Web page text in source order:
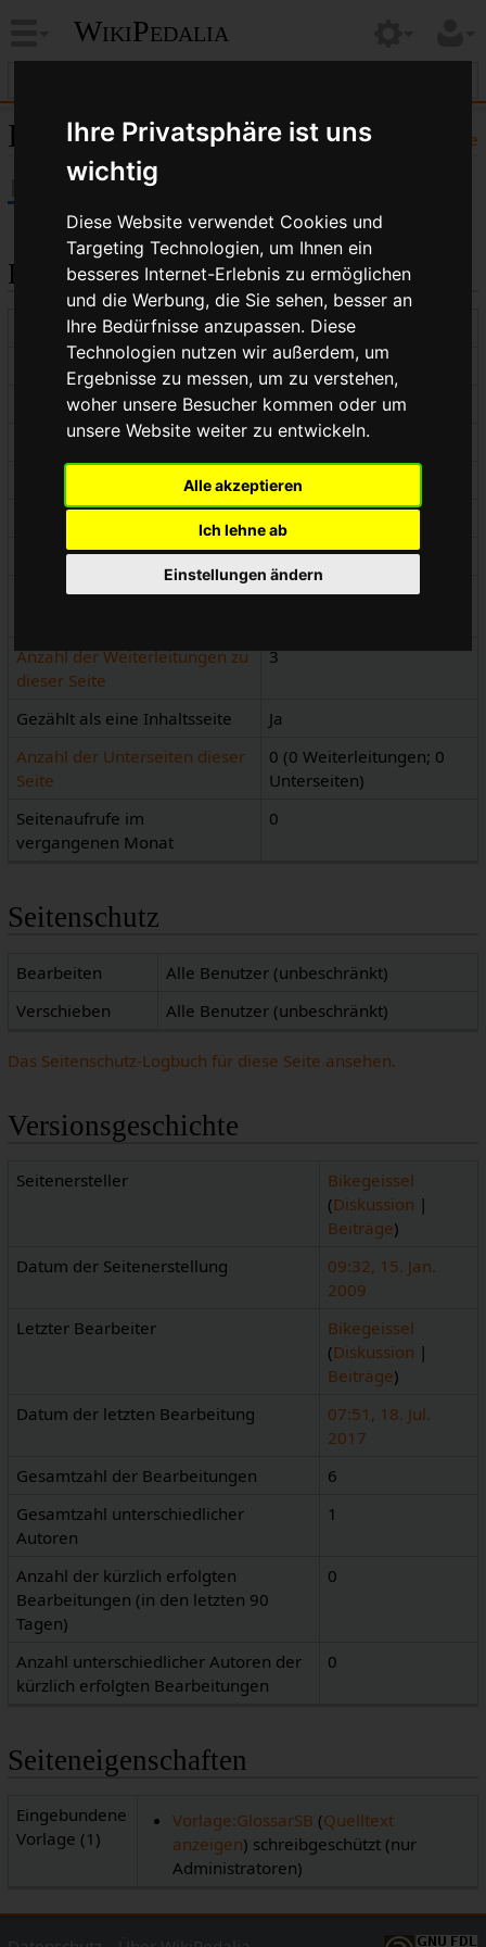
Ihre Privatsphäre ist uns
wichtig
Diese Website verwendet Cookies und
Targeting Technologien, um Ihnen ein
besseres Internet-Erlebnis zu ermöglichen
und die Werbung, die Sie sehen, besser an
Ihre Bedürfnisse anzupassen. Diese
Technologien nutzen wir außerdem, um
Ergebnisse zu messen, um zu verstehen,
woher unsere Besucher kommen oder um
unsere Website weiter zu entwickeln.
Alle akzeptieren
Ich lehne ab
Einstellungen ändern
WikiPedalia
Hilfe
Informationen zu „Mutter“
Basisinformationen
Anzeigetitel
Mutter
Standardsortierschlüssel
Mutter
Seitenlänge (in Bytes)
780
Namensraumkennnummer
0
2529
Seiteninhaltssprache
de - Deutsch
Seiteninhaltsmodell
Wikitext
Indizierung durch
Erlaubt
Anzahl der Weiterleitungen zu
dieser Seite
3
Gezählt als eine Inhaltsseite
Ja
Anzahl der Unterseiten dieser
Seite
0 (0 Weiterleitungen; 0
Unterseiten)
Seitenaufrufe im
vergangenen Monat
0
Seitenschutz
Bearbeiten
Alle Benutzer (unbeschränkt)
Verschieben
Alle Benutzer (unbeschränkt)
Das Seitenschutz-Logbuch für diese Seite ansehen.
Versionsgeschichte
Seitenersteller
Bikegeissel
(Diskussion |
Beiträge)
Datum der Seitenerstellung
09:32, 15. Jan.
2009
Letzter Bearbeiter
Bikegeissel
(Diskussion |
Beiträge)
Datum der letzten Bearbeitung
07:51, 18. Jul.
2017
Gesamtzahl der Bearbeitungen
6
Gesamtzahl unterschiedlicher
Autoren
1
Anzahl der kürzlich erfolgten
Bearbeitungen (in den letzten 90
Tagen)
0
Anzahl unterschiedlicher Autoren der
kürzlich erfolgten Bearbeitungen
0
Seiteneigenschaften
Eingebundene
Vorlage (1)
Vorlage:GlossarSB (Quelltext
anzeigen) schreibgeschützt (nur
Administratoren)